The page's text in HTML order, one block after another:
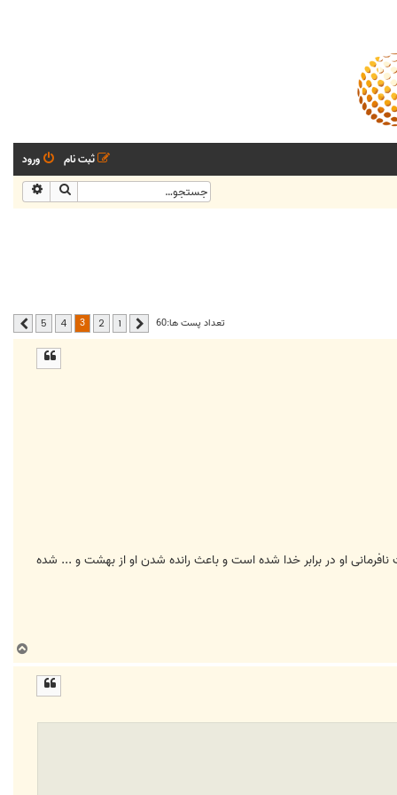
ورود
ثبت نام
جستجو
تعداد پست ها:60 قبلی 1
2
3
4
5 بعدی
او در برابر خدا شده است و باعث رانده شدن او از بهشت و ... شده
ا